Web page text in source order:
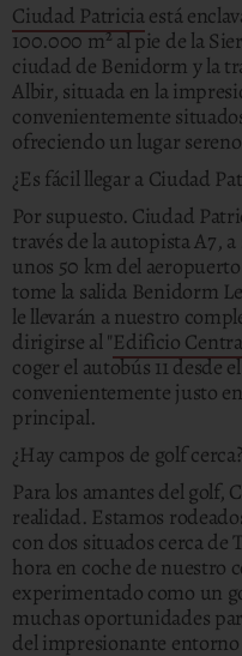
Ciudad Patriciaestá
100.000 m² al pie de la
ciudad de Benidorm y la
Albir, situada en la
convenientemente
ofreciendo un lugar
¿Es fácil llegar a Ciudad
Por supuesto. Ciudad
través de la autopista A7,
unos 50 km del
tome la salida Benidorm
le llevarán a nuestro
dirigirse al "Edificio
coger el autobús 11 desde
convenientemente justo
principal.
¿Hay campos de golf cerca?
Para los amantes del golf,
realidad. Estamos
con dos situados cerca
hora en coche de nuestro
experimentado como un
muchas oportunidades
del impresionante entorno